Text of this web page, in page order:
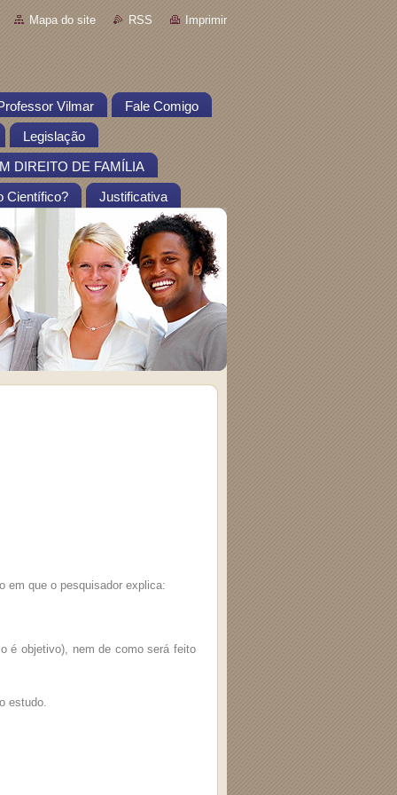
Mapa do site RSS Imprimir
Vilmar Fale Comigo
Legislação
DIREITO DE FAMÍLIA
Científico? Justificativa
em que o pesquisador explica:
é objetivo), nem de como será feito
estudo.